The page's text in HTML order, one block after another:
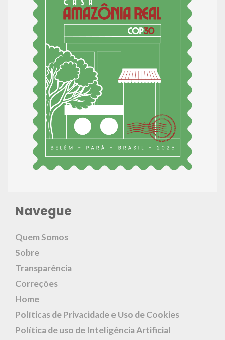
Navegue
Quem Somos
Sobre
Transparência
Correções
Home
Políticas de Privacidade e Uso de Cookies
Política de uso de Inteligência Artificial